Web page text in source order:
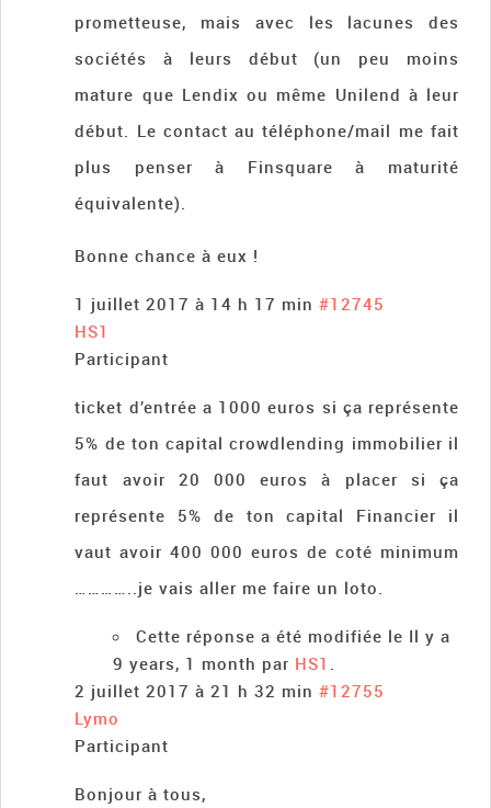
prometteuse, mais avec les lacunes des
sociétés à leurs début (un peu moins
mature que Lendix ou même Unilend à leur
début. Le contact au téléphone/mail me fait
plus penser à Finsquare à maturité
équivalente).
Bonne chance à eux !
1 juillet 2017 à 14 h 17 min #12745
HS1
Participant
ticket d’entrée a 1000 euros si ça représente
5% de ton capital crowdlending immobilier il
faut avoir 20 000 euros à placer si ça
représente 5% de ton capital Financier il
vaut avoir 400 000 euros de coté minimum
…………..je vais aller me faire un loto.
Cette réponse a été modifiée le Il y a
9 years, 1 month par HS1 .
2 juillet 2017 à 21 h 32 min #12755
Lymo
Participant
Bonjour à tous,